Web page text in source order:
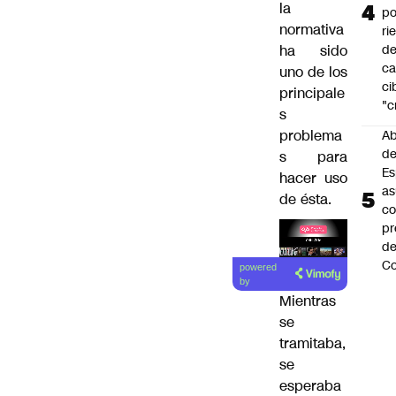
la
normativa
ha sido
uno de los
principale
s
problema
s para
hacer uso
de ésta.
Lea el
artículo
powered
by
Mientras
se
tramitaba,
se
esperaba
de
de